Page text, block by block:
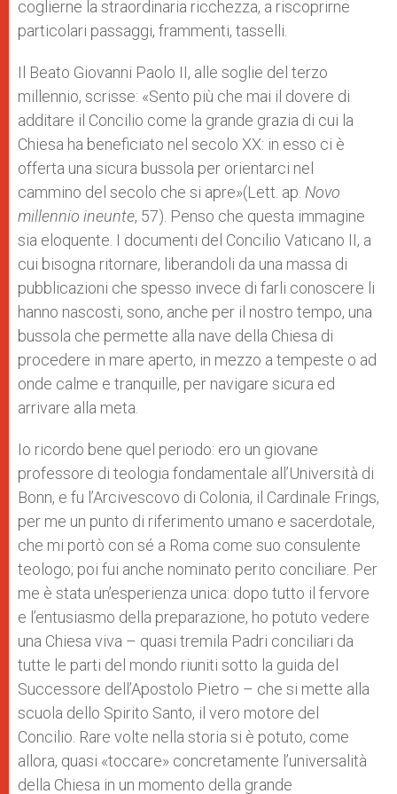
coglierne la straordinaria ricchezza, a riscoprirne
particolari passaggi, frammenti, tasselli.
Il Beato Giovanni Paolo II, alle soglie del terzo
millennio, scrisse: «Sento più che mai il dovere di
additare il Concilio come la grande grazia di cui la
Chiesa ha beneficiato nel secolo XX: in esso ci è
offerta una sicura bussola per orientarci nel
cammino del secolo che si apre»(Lett. ap. Novo
millennio ineunte, 57). Penso che questa immagine
sia eloquente. I documenti del Concilio Vaticano II, a
cui bisogna ritornare, liberandoli da una massa di
pubblicazioni che spesso invece di farli conoscere li
hanno nascosti, sono, anche per il nostro tempo, una
bussola che permette alla nave della Chiesa di
procedere in mare aperto, in mezzo a tempeste o ad
onde calme e tranquille, per navigare sicura ed
arrivare alla meta.
Io ricordo bene quel periodo: ero un giovane
professore di teologia fondamentale all’Università di
Bonn, e fu l’Arcivescovo di Colonia, il Cardinale Frings,
per me un punto di riferimento umano e sacerdotale,
che mi portò con sé a Roma come suo consulente
teologo; poi fui anche nominato perito conciliare. Per
me è stata un’esperienza unica: dopo tutto il fervore
e l’entusiasmo della preparazione, ho potuto vedere
una Chiesa viva – quasi tremila Padri conciliari da
tutte le parti del mondo riuniti sotto la guida del
Successore dell’Apostolo Pietro – che si mette alla
scuola dello Spirito Santo, il vero motore del
Concilio. Rare volte nella storia si è potuto, come
allora, quasi «toccare» concretamente l’universalità
della Chiesa in un momento della grande